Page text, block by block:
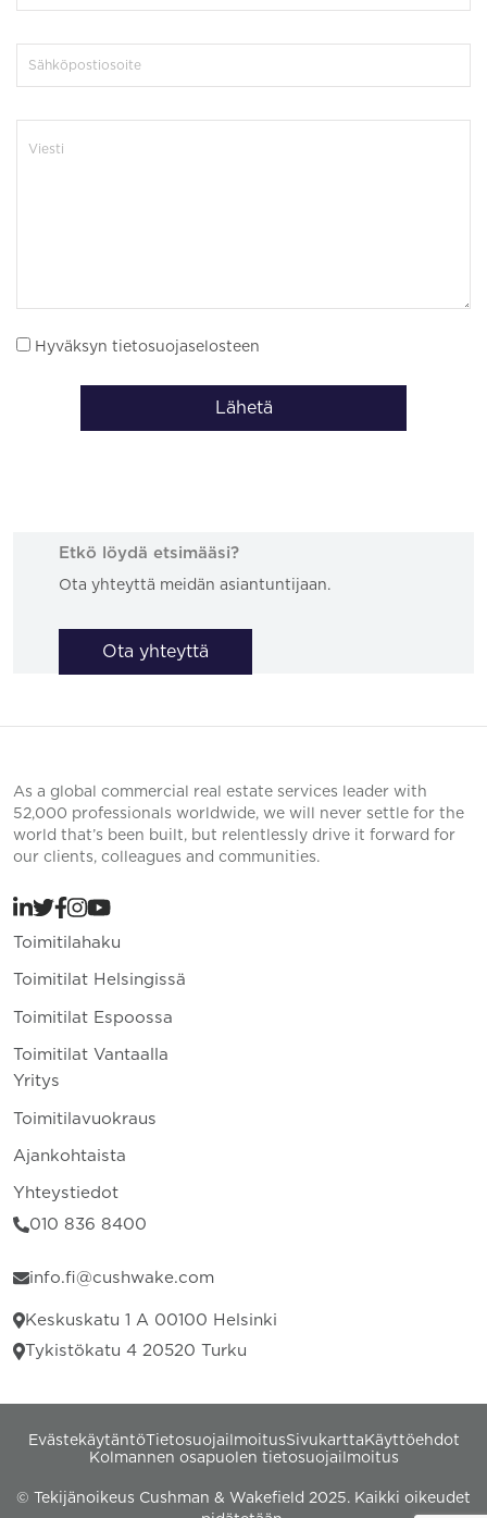
Hyväksyn tietosuojaselosteen
Lähetä
Etkö löydä etsimääsi?
Ota yhteyttä meidän asiantuntijaan.
Ota yhteyttä
As a global commercial real estate services leader with
52,000 professionals worldwide, we will never settle for the
world that’s been built, but relentlessly drive it forward for
our clients, colleagues and communities.
Toimitilahaku
Toimitilat Helsingissä
Toimitilat Espoossa
Toimitilat Vantaalla
Yritys
Toimitilavuokraus
Ajankohtaista
Yhteystiedot
010 836 8400
info.fi@cushwake.com
Keskuskatu 1 A 00100 Helsinki
Tykistökatu 4 20520 Turku
EvästekäytäntöTietosuojailmoitusSivukartta Käyttöehdot
Kolmannen osapuolen tietosuojailmoitus
© Tekijänoikeus Cushman & Wakefield 2025. Kaikki oikeudet